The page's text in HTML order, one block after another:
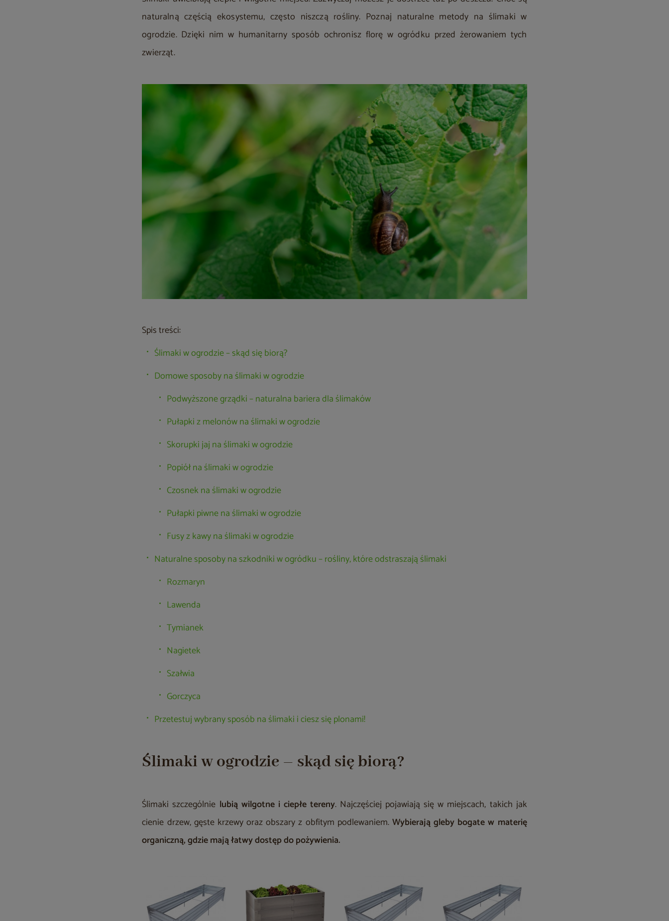
naturalną częścią ekosystemu, często niszczą rośliny. Poznaj naturalne metody na ślimaki w
ogrodzie. Dzięki nim w humanitarny sposób ochronisz florę w ogródku przed żerowaniem tych
zwierząt.
Spis treści:
Ślimaki w ogrodzie – skąd się biorą?
Domowe sposoby na ślimaki w ogrodzie
Podwyższone grządki – naturalna bariera dla ślimaków
Pułapki z melonów na ślimaki w ogrodzie
Skorupki jaj na ślimaki w ogrodzie
Popiół na ślimaki w ogrodzie
Czosnek na ślimaki w ogrodzie
Pułapki piwne na ślimaki w ogrodzie
Fusy z kawy na ślimaki w ogrodzie
Naturalne sposoby na szkodniki w ogródku – rośliny, które odstraszają ślimaki
Rozmaryn
Lawenda
Tymianek
Nagietek
Szałwia
Gorczyca
Przetestuj wybrany sposób na ślimaki i ciesz się plonami!
Ślimaki w ogrodzie – skąd się biorą?
Ślimaki szczególnie lubią wilgotne i ciepłe tereny. Najczęściej pojawiają się w miejscach, takich jak
cienie drzew, gęste krzewy oraz obszary z obfitym podlewaniem. Wybierają gleby bogate w materię
organiczną, gdzie mają łatwy dostęp do pożywienia.